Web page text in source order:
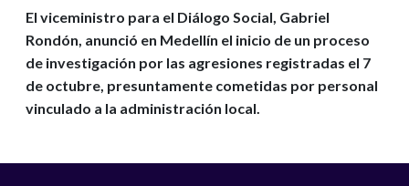
El viceministro para el Diálogo Social, Gabriel
Rondón, anunció en Medellín el inicio de un proceso
de investigación por las agresiones registradas el 7
de octubre, presuntamente cometidas por personal
vinculado a la administración local.